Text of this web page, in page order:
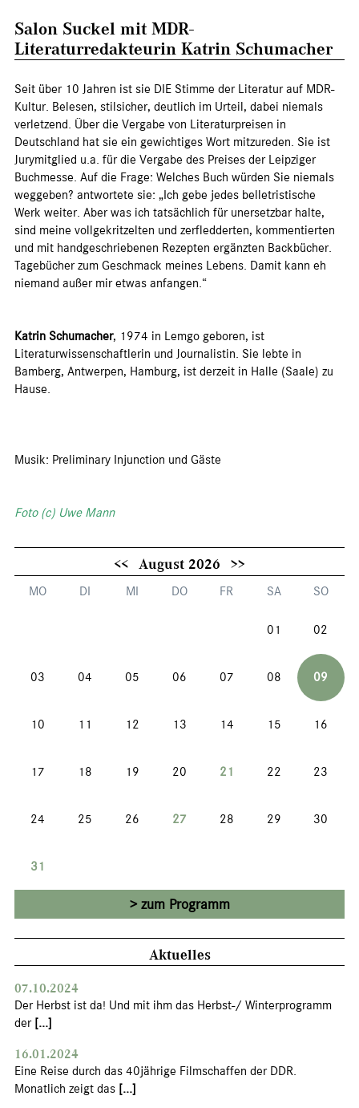
Salon Suckel mit MDR-
Literaturredakteurin Katrin Schumacher
Seit über 10 Jahren ist sie DIE Stimme der Literatur auf MDR-
Kultur. Belesen, stilsicher, deutlich im Urteil, dabei niemals
verletzend. Über die Vergabe von Literaturpreisen in
Deutschland hat sie ein gewichtiges Wort mitzureden. Sie ist
Jurymitglied u.a. für die Vergabe des Preises der Leipziger
Buchmesse. Auf die Frage: Welches Buch würden Sie niemals
weggeben? antwortete sie: „Ich gebe jedes belletristische
Werk weiter. Aber was ich tatsächlich für unersetzbar halte,
sind meine vollgekritzelten und zerfledderten, kommentierten
und mit handgeschriebenen Rezepten ergänzten Backbücher.
Tagebücher zum Geschmack meines Lebens. Damit kann eh
niemand außer mir etwas anfangen.“
Katrin Schumacher, 1974 in Lemgo geboren, ist
Literaturwissenschaftlerin und Journalistin. Sie lebte in
Bamberg, Antwerpen, Hamburg, ist derzeit in Halle (Saale) zu
Hause.
Musik: Preliminary Injunction und Gäste
Foto (c) Uwe Mann
<< August 2026 >>
MO DI MI DO FR SA SO
01 02
03 04 05 06 07 08 09
10 11 12 13 14 15 16
17 18 19 20 21 22 23
24 25 26 27 28 29 30
31
zum Programm
Aktuelles
07.10.2024
Der Herbst ist da! Und mit ihm das Herbst-/ Winterprogramm
der [...]
16.01.2024
Eine Reise durch das 40jährige Filmschaffen der DDR.
Monatlich zeigt das [...]